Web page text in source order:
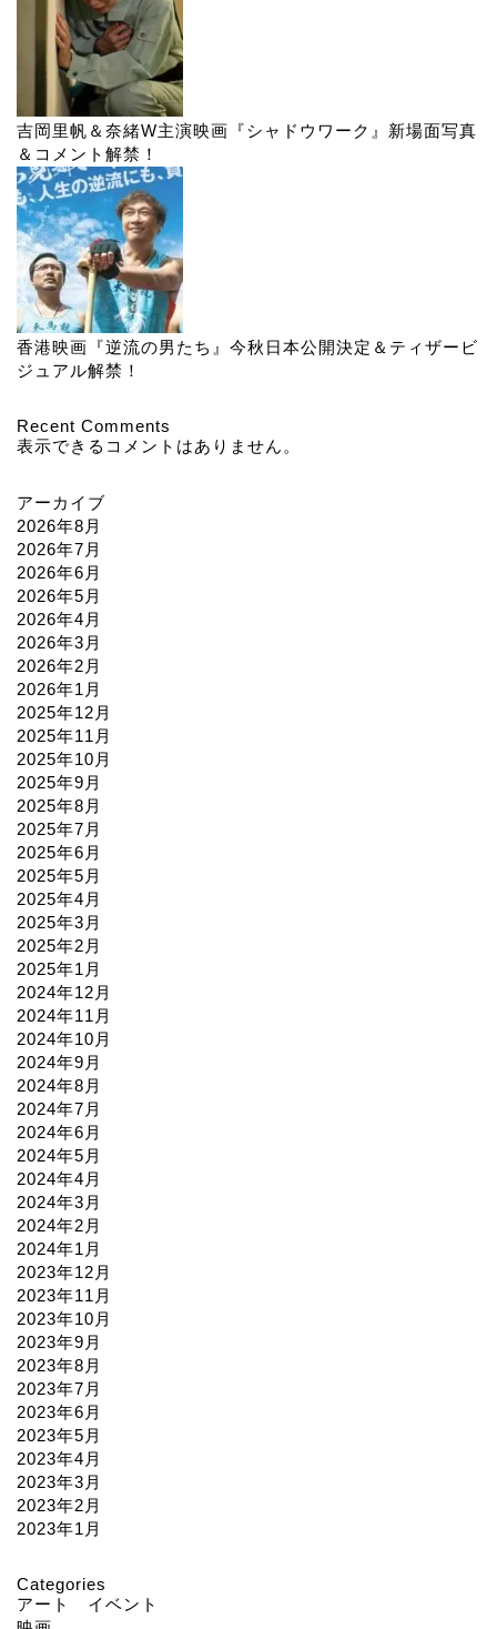
吉岡里帆＆奈緒W主演映画『シャドウワーク』新場面写真
＆コメント解禁！
香港映画『逆流の男たち』今秋日本公開決定＆ティザービ
ジュアル解禁！
Recent Comments
表示できるコメントはありません。
アーカイブ
2026年8月
2026年7月
2026年6月
2026年5月
2026年4月
2026年3月
2026年2月
2026年1月
2025年12月
2025年11月
2025年10月
2025年9月
2025年8月
2025年7月
2025年6月
2025年5月
2025年4月
2025年3月
2025年2月
2025年1月
2024年12月
2024年11月
2024年10月
2024年9月
2024年8月
2024年7月
2024年6月
2024年5月
2024年4月
2024年3月
2024年2月
2024年1月
2023年12月
2023年11月
2023年10月
2023年9月
2023年8月
2023年7月
2023年6月
2023年5月
2023年4月
2023年3月
2023年2月
2023年1月
Categories
アート イベント